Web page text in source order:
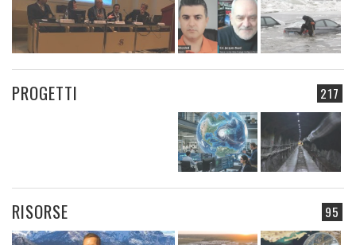
217
PROGETTI
95
RISORSE